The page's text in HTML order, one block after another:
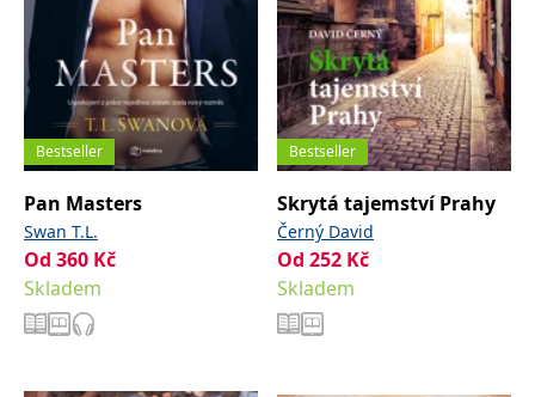
Bestseller
Pan Masters
Swan T.L.
Od 360 Kč
Skladem
Bestseller
Skrytá tajemství Prahy
Černý David
Od 252 Kč
Skladem